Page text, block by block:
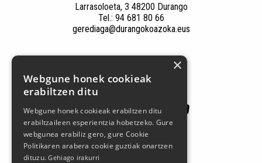
Larrasoloeta, 3 48200 Durango
Tel.: 94 681 80 66
gerediaga@durangokoazoka.eus
×
Webgune honek cookieak
erabiltzen ditu
Webgune honek cookieak erabiltzen ditu
erabiltzaileen esperientzia hobetzeko. Gure
webgunea erabiliz gero, gure Cookie
Politikaren arabera cookie guztiak onartzen
dituzu.Gehiago irakurri